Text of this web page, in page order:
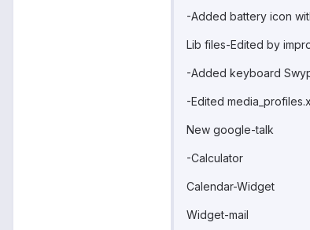
-Added battery icon
Lib files-Edited by
-Added keyboard
-Edited
New google-talk
-Calculator
Calendar-Widget
Widget-mail